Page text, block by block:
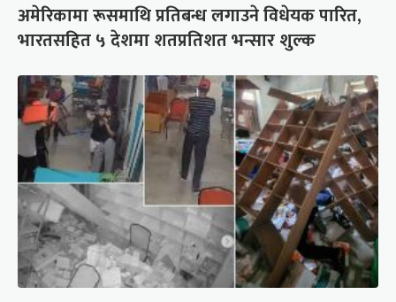
अमेरिकामा रूसमाथि प्रतिबन्ध लगाउने विधेयक पारित,
भारतसहित ५ देशमा शतप्रतिशत भन्सार शुल्क